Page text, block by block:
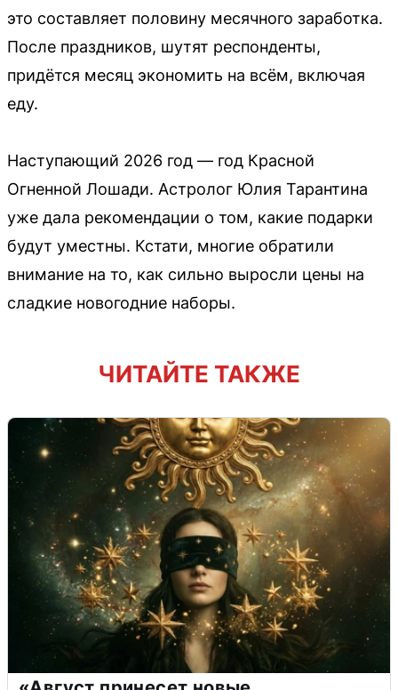
это составляет половину месячного заработка.
После праздников, шутят респонденты,
придётся месяц экономить на всём, включая
еду.
Наступающий 2026 год — год Красной
Огненной Лошади. Астролог Юлия Тарантина
уже дала рекомендации о том, какие подарки
будут уместны. Кстати, многие обратили
внимание на то, как сильно выросли цены на
сладкие новогодние наборы.
ЧИТАЙТЕ ТАКЖЕ